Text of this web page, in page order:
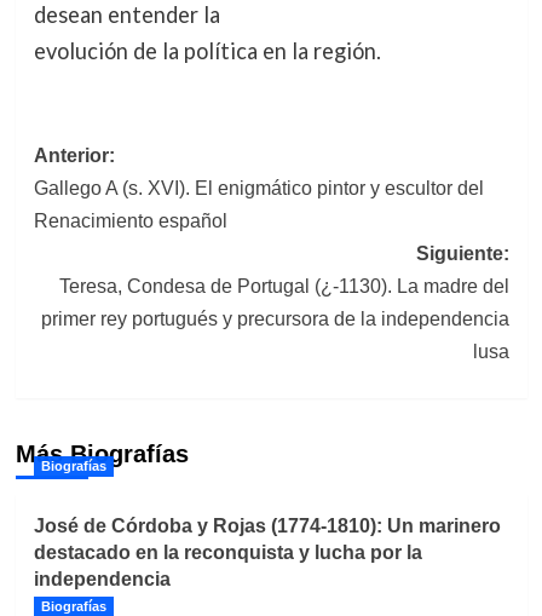
desean entender la
evolución de la política en la región.
Navegación
de
Anterior:
Gallego A (s. XVI). El enigmático pintor y escultor del
Renacimiento español
Siguiente:
Teresa, Condesa de Portugal (¿-1130). La madre del
primer rey portugués y precursora de la independencia
lusa
Más Biografías
Biografías
José de Córdoba y Rojas (1774-1810): Un marinero
destacado en la reconquista y lucha por la
independencia
Biografías